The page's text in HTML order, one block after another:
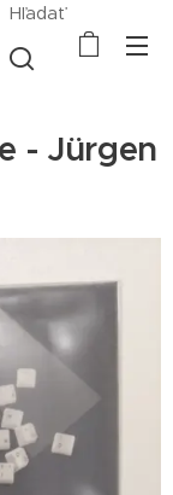
Hľadať
- Jürgen